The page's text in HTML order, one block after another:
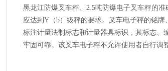
黑龙江防爆叉车秤、2.5吨防爆电子叉车秤的
应达到Y（b）级秤的要求。叉车电子秤的铭牌
标注计量法制标志和计量器具标识，其标志、
牢固可靠。该叉车电子秤不允许使用者自行调